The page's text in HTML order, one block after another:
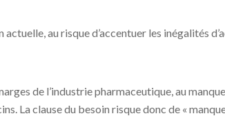
au risque d’accentuer les inégalités
de l’industrie pharmaceutique, au
La clause du besoin risque donc de «